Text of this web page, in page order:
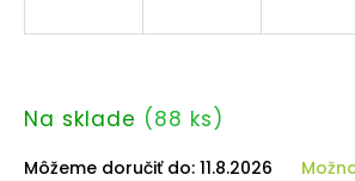
Na sklade (88 ks)
Môžeme doručiť do: 11.8.2026